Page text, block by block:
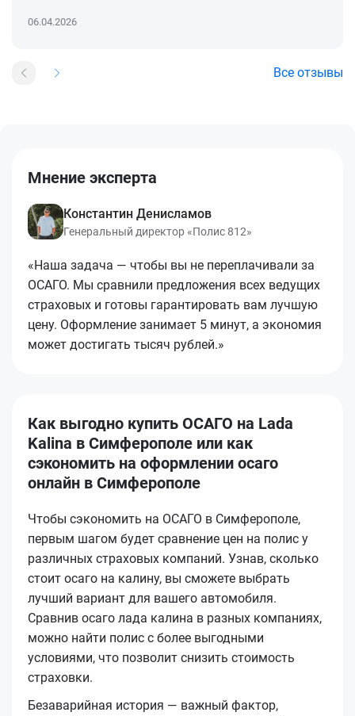
06.04.2026
Все отзывы
Мнение эксперта
Константин Денисламов
Генеральный директор «Полис 812»
«Наша задача — чтобы вы не переплачивали за
ОСАГО. Мы сравнили предложения всех ведущих
страховых и готовы гарантировать вам лучшую
цену. Оформление занимает 5 минут, а экономия
может достигать тысяч рублей.»
Как выгодно купить ОСАГО на Lada
Kalina в Симферополе или как
сэкономить на оформлении осаго
онлайн в Симферополе
Чтобы сэкономить на ОСАГО в Симферополе,
первым шагом будет сравнение цен на полис у
различных страховых компаний. Узнав, сколько
стоит осаго на калину, вы сможете выбрать
лучший вариант для вашего автомобиля.
Сравнив осаго лада калина в разных компаниях,
можно найти полис с более выгодными
условиями, что позволит снизить стоимость
страховки.
Безаварийная история — важный фактор,